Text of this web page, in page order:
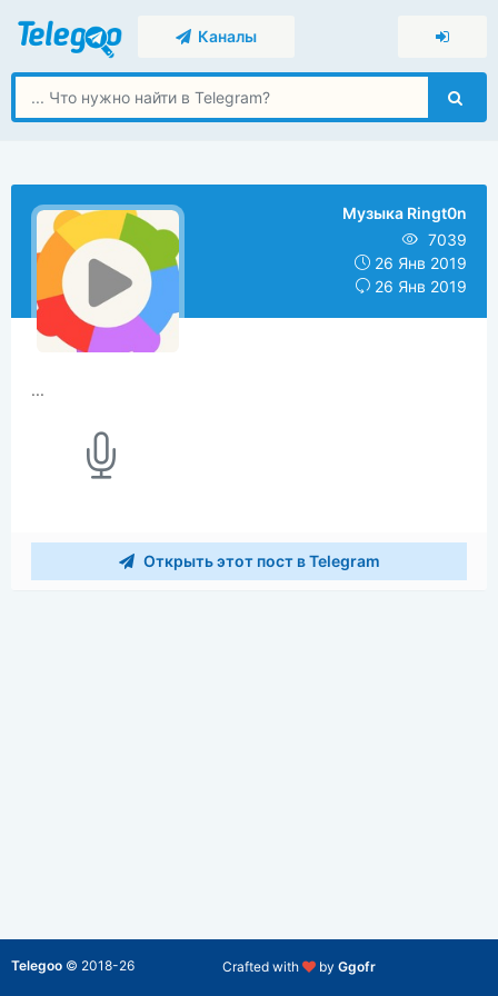
Каналы
Музыка Ringt0n
7039
26 Янв 2019
26 Янв 2019
...
Открыть этот пост в Telegram
Crafted with by Ggofr
Telegoo © 2018-26